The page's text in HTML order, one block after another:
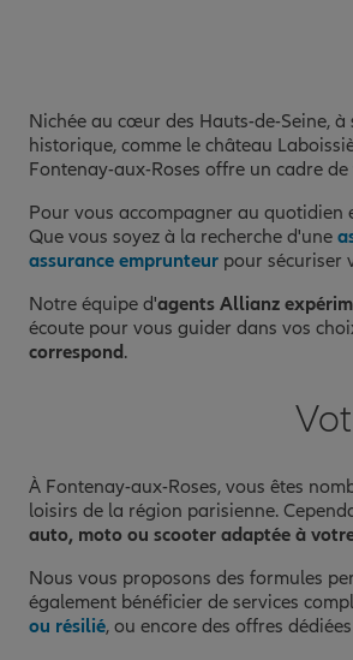
Nichée au cœur des Hauts-de-Seine,
historique, comme le château
Fontenay-aux-Roses offre un cadre
Pour vous accompagner au quotidien
Que vous soyez à la recherche d'une
assurance emprunteur pour sécuriser
Notre équipe d'agents Allianz
écoute pour vous guider dans vos
correspond.
À Fontenay-aux-Roses, vous êtes
loisirs de la région parisienne.
auto, moto ou scooter adaptée à
Nous vous proposons des formules
également bénéficier de services
ou résilié, ou encore des offres